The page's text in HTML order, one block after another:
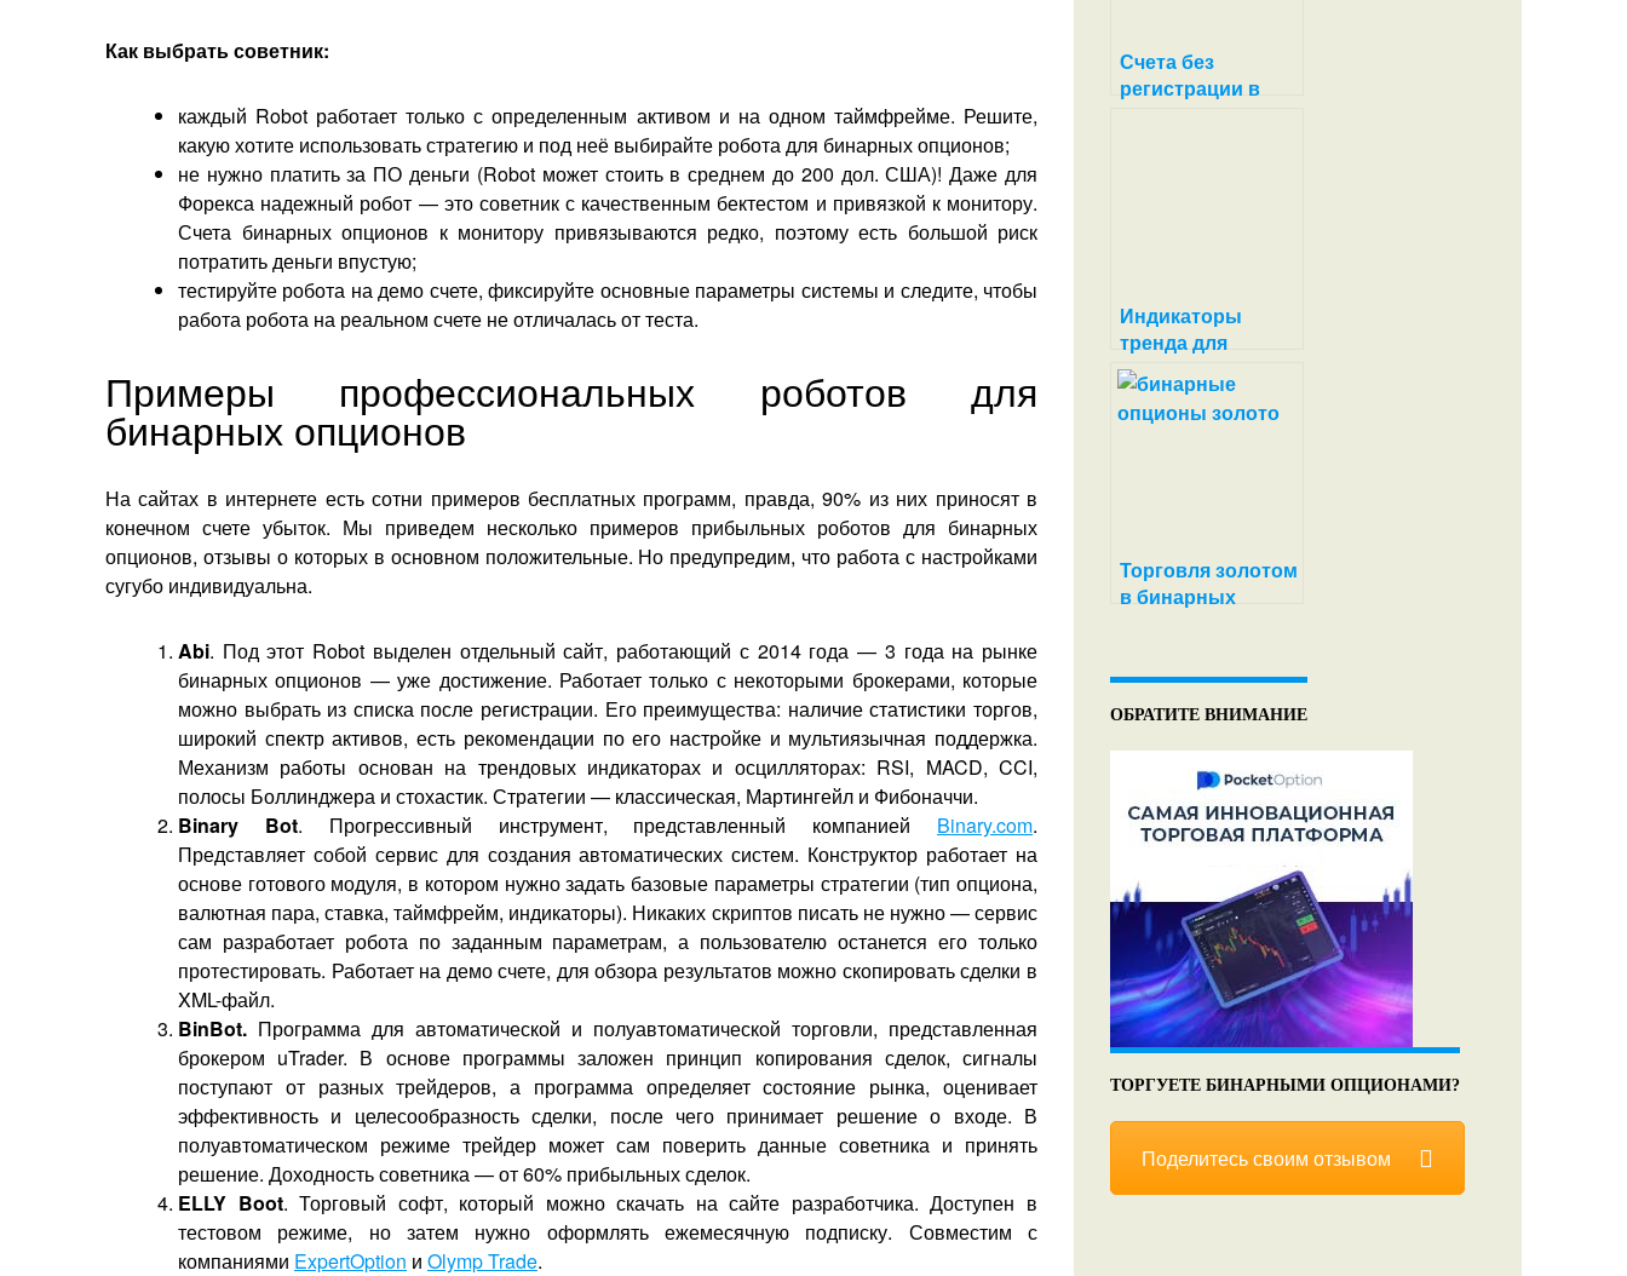
Как выбрать советник:
каждый Robot работает только с определенным активом и на одном таймфрейме. Решите,
какую хотите использовать стратегию и под неё выбирайте робота для бинарных опционов;
не нужно платить за ПО деньги (Robot может стоить в среднем до 200 дол. США)! Даже для
Форекса надежный робот — это советник с качественным бектестом и привязкой к монитору.
Счета бинарных опционов к монитору привязываются редко, поэтому есть большой риск
потратить деньги впустую;
тестируйте робота на демо счете, фиксируйте основные параметры системы и следите, чтобы
работа робота на реальном счете не отличалась от теста.
Примеры профессиональных роботов для
бинарных опционов
На сайтах в интернете есть сотни примеров бесплатных программ, правда, 90% из них приносят в
конечном счете убыток. Мы приведем несколько примеров прибыльных роботов для бинарных
опционов, отзывы о которых в основном положительные. Но предупредим, что работа с настройками
сугубо индивидуальна.
Abi. Под этот Robot выделен отдельный сайт, работающий с 2014 года — 3 года на рынке
бинарных опционов — уже достижение. Работает только с некоторыми брокерами, которые
можно выбрать из списка после регистрации. Его преимущества: наличие статистики торгов,
широкий спектр активов, есть рекомендации по его настройке и мультиязычная поддержка.
Механизм работы основан на трендовых индикаторах и осцилляторах: RSI, MACD, CCI,
полосы Боллинджера и стохастик. Стратегии — классическая, Мартингейл и Фибоначчи.
Binary Bot. Прогрессивный инструмент, представленный компанией Binary.com.
Представляет собой сервис для создания автоматических систем. Конструктор работает на
основе готового модуля, в котором нужно задать базовые параметры стратегии (тип опциона,
валютная пара, ставка, таймфрейм, индикаторы). Никаких скриптов писать не нужно — сервис
сам разработает робота по заданным параметрам, а пользователю останется его только
протестировать. Работает на демо счете, для обзора результатов можно скопировать сделки в
XML-файл.
BinBot. Программа для автоматической и полуавтоматической торговли, представленная
брокером uTrader. В основе программы заложен принцип копирования сделок, сигналы
поступают от разных трейдеров, а программа определяет состояние рынка, оценивает
эффективность и целесообразность сделки, после чего принимает решение о входе. В
полуавтоматическом режиме трейдер может сам поверить данные советника и принять
решение. Доходность советника — от 60% прибыльных сделок.
ELLY Boot. Торговый софт, который можно скачать на сайте разработчика. Доступен в
тестовом режиме, но затем нужно оформлять ежемесячную подписку. Совместим с
компаниями ExpertOption и Olymp Trade.
Счета без
регистрации в
Индикаторы
тренда для
прибыльной
торговли на
опционах
Торговля золотом
в бинарных
ОБРАТИТЕ ВНИМАНИЕ
ТОРГУЕТЕ БИНАРНЫМИ ОПЦИОНАМИ?
Поделитесь своим отзывом